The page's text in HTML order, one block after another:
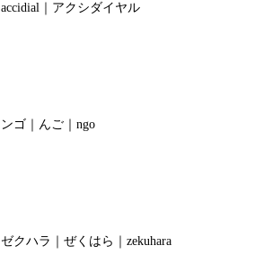
accidial｜アクシダイヤル
ンゴ｜んご｜ngo
ゼクハラ｜ぜくはら｜zekuhara